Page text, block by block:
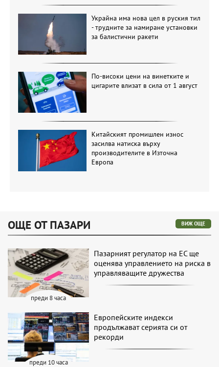
Украйна има нова цел в руския тил
- трудните за намиране установки
за балистични ракети
По-високи цени на винетките и
цигарите влизат в сила от 1 август
Китайският промишлен износ
засилва натиска върху
производителите в Източна
Европа
ОЩЕ ОТ ПАЗАРИ ВИЖ ОЩЕ
преди 8 часа
Пазарният регулатор на ЕС ще
оценява управлението на риска в
управляващите дружества
преди 10 часа
Европейските индекси
продължават серията си от
рекорди